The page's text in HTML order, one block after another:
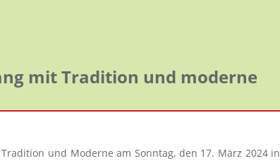
mit Tradition und moderne
und Moderne am Sonntag, den 17. März 2024 in